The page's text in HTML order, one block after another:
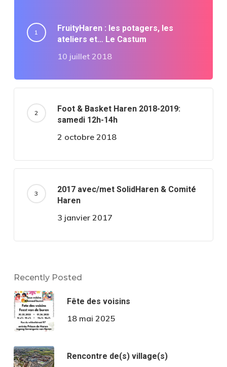
FruityHaren : les potagers, les
ateliers et… Le Castum
10 juillet 2018
Foot & Basket Haren 2018-2019:
samedi 12h-14h
2 octobre 2018
2017 avec/met SolidHaren & Comité
Haren
3 janvier 2017
Recently Posted
Fête des voisins
18 mai 2025
Rencontre de(s) village(s)